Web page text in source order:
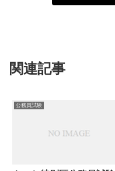
関連記事
公務員試験